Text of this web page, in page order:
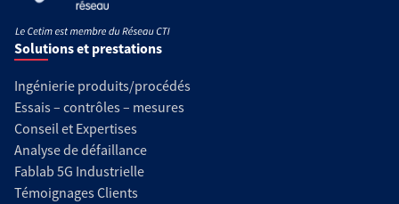
Solutions et prestations
Ingénierie produits/procédés
Essais – contrôles – mesures
Conseil et Expertises
Analyse de défaillance
Fablab 5G Industrielle
Témoignages Clients